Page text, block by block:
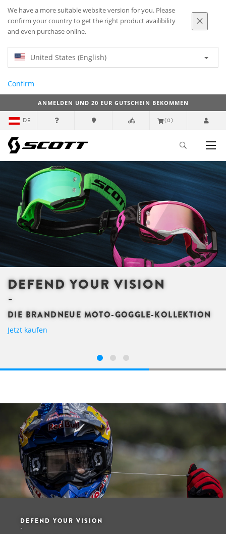
We have a more suitable website version for you. Please
confirm your country to get the right product availibility
and even purchase online.
United States (English)
Confirm
ANMELDEN UND 20 EUR GUTSCHEIN BEKOMMEN
DE (0)
DEFEND YOUR VISION
DIE BRANDNEUE MOTO-GOGGLE-KOLLEKTION
Jetzt kaufen
DEFEND YOUR VISION